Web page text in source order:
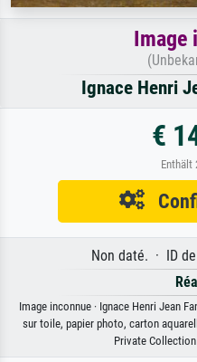
Image
Ignace Henri
€
Enthält
Non daté. · ID
Image inconnue · Ignace Henri Jean
sur toile, papier photo, carton
Private